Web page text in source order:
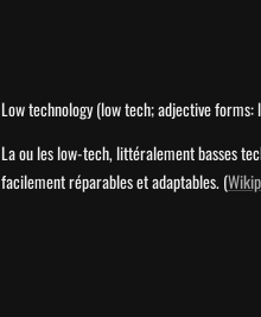
Low technology (low tech; adjective
La ou les low-tech, littéralement basses
facilement réparables et adaptables. (